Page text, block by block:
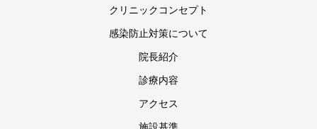
クリニックコンセプト
感染防止対策について
院長紹介
診療内容
アクセス